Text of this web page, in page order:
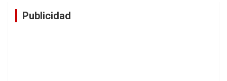
Publicidad